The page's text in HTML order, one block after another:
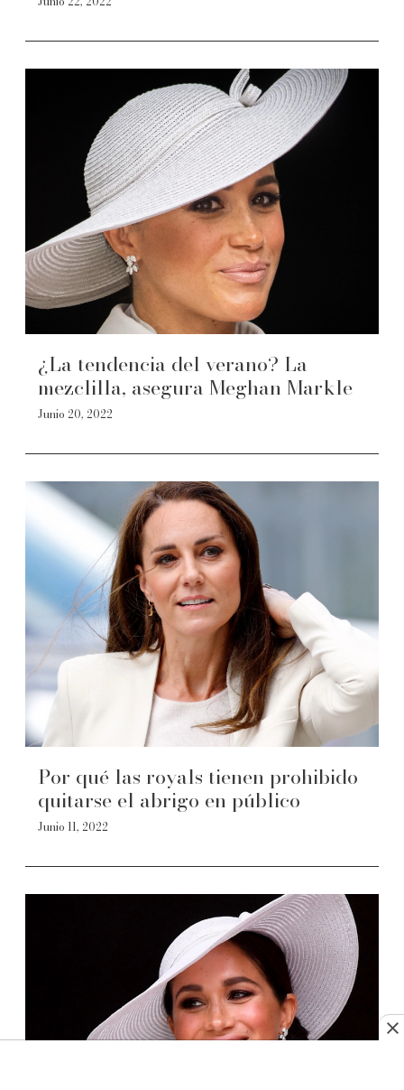
¿La tendencia del verano? La
mezclilla, asegura Meghan Markle
Junio 20, 2022
Por qué las royals tienen prohibido
quitarse el abrigo en público
Junio 11, 2022